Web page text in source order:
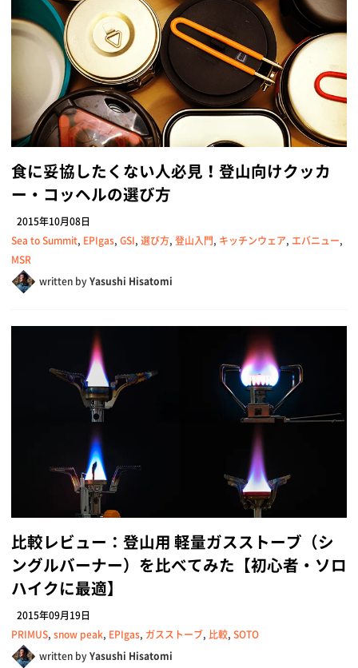
食に妥協したくない人必見！登山向けクッカ
ー・コッヘルの選び方
2015年10月08日
Sea to Summit, EPIgas, GSI, 選び方, 登山入門, キッチンウェア, エバニュー,
MSR
written byYasushi Hisatomi
比較レビュー：登山用 軽量ガスストーブ（シ
ングルバーナー）を比べてみた【初心者・ソロ
ハイクに最適】
2015年09月19日
PRIMUS, snow peak, EPIgas, ガスストーブ, 比較, SOTO
written byYasushi Hisatomi